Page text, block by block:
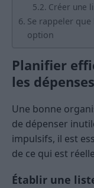
Créer une
Se rappeler
option
Planifier
les
Une bonne
de dépenser
impulsifs, il est
de ce qui est
Établir une